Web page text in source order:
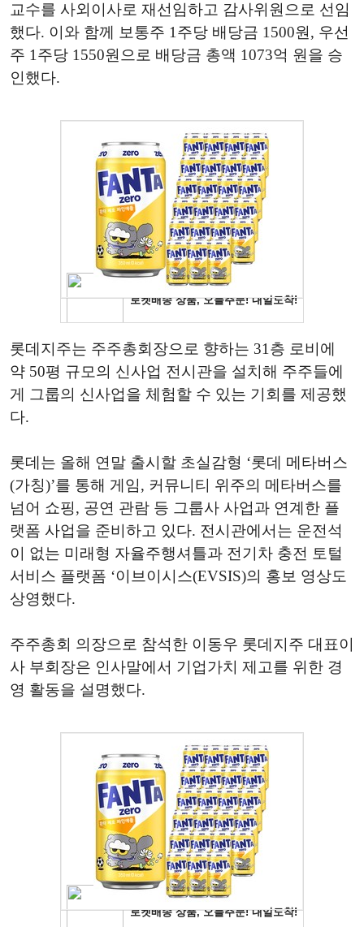
교수를 사외이사로 재선임하고 감사위원으로 선임
했다. 이와 함께 보통주 1주당 배당금 1500원, 우선
주 1주당 1550원으로 배당금 총액 1073억 원을 승
인했다.
롯데지주는 주주총회장으로 향하는 31층 로비에
약 50평 규모의 신사업 전시관을 설치해 주주들에
게 그룹의 신사업을 체험할 수 있는 기회를 제공했
다.
롯데는 올해 연말 출시할 초실감형 ‘롯데 메타버스
(가칭)’를 통해 게임, 커뮤니티 위주의 메타버스를
넘어 쇼핑, 공연 관람 등 그룹사 사업과 연계한 플
랫폼 사업을 준비하고 있다. 전시관에서는 운전석
이 없는 미래형 자율주행셔틀과 전기차 충전 토털
서비스 플랫폼 ‘이브이시스(EVSIS)의 홍보 영상도
상영했다.
주주총회 의장으로 참석한 이동우 롯데지주 대표이
사 부회장은 인사말에서 기업가치 제고를 위한 경
영 활동을 설명했다.